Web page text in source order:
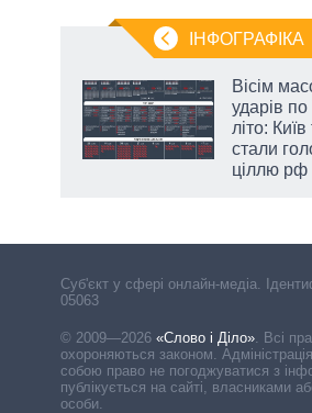
ІНФОГРАФІКА
Вісім
ударів по
літо:
стали
ціллю рф
Cуб'єкт у сфері онлайн-медіа.
05063
© 2009—2026 «Слово і Діло»
Всі
охороняються законом.
собою право не погоджуватися з
публікується на сайті, власниками
особи.